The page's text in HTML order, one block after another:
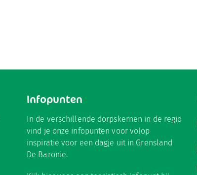
Infopunten
In de verschillende dorpskernen in de regio
vind je onze infopunten voor volop
inspiratie voor een dagje uit in Grensland
De Baronie.